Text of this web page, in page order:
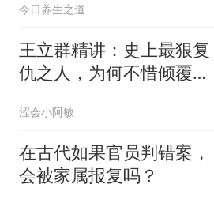
有仇人
今日养生之道
王立群精讲：史上最狠复
仇之人，为何不惜倾覆一
涩会小阿敏
在古代如果官员判错案，
会被家属报复吗？